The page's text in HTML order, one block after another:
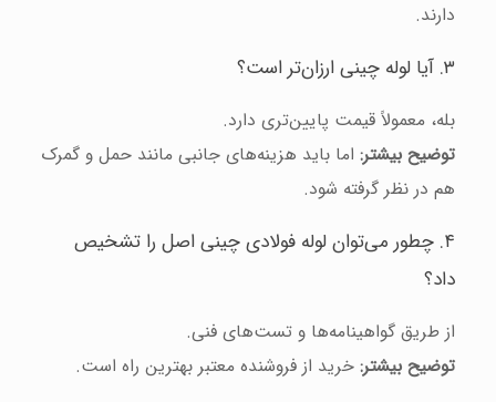
دارند.
۳. آیا لوله چینی ارزان‌تر است؟
بله، معمولاً قیمت پایین‌تری دارد.
توضیح بیشتر:اما باید هزینه‌های جانبی مانند حمل و گمرک
هم در نظر گرفته شود.
۴. چطور می‌توان لوله فولادی چینی اصل را تشخیص
داد؟
از طریق گواهینامه‌ها و تست‌های فنی.
توضیح بیشتر:خرید از فروشنده معتبر بهترین راه است.